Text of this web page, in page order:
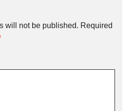
will not be published. Required